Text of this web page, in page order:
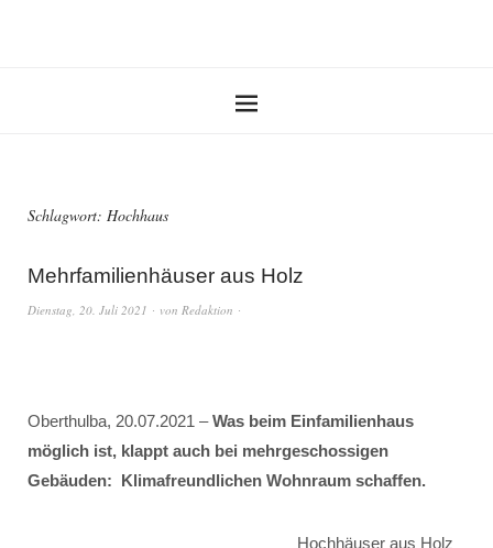
Schlagwort: Hochhaus
Mehrfamilienhäuser aus Holz
Dienstag, 20. Juli 2021 von Redaktion
Oberthulba, 20.07.2021 –Was beim Einfamilienhaus
möglich ist, klappt auch bei mehrgeschossigen
Gebäuden: Klimafreundlichen Wohnraum schaffen.
Hochhäuser aus Holz